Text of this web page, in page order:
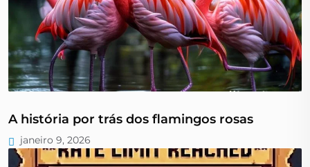
A história por trás dos flamingos rosas
janeiro 9, 2026